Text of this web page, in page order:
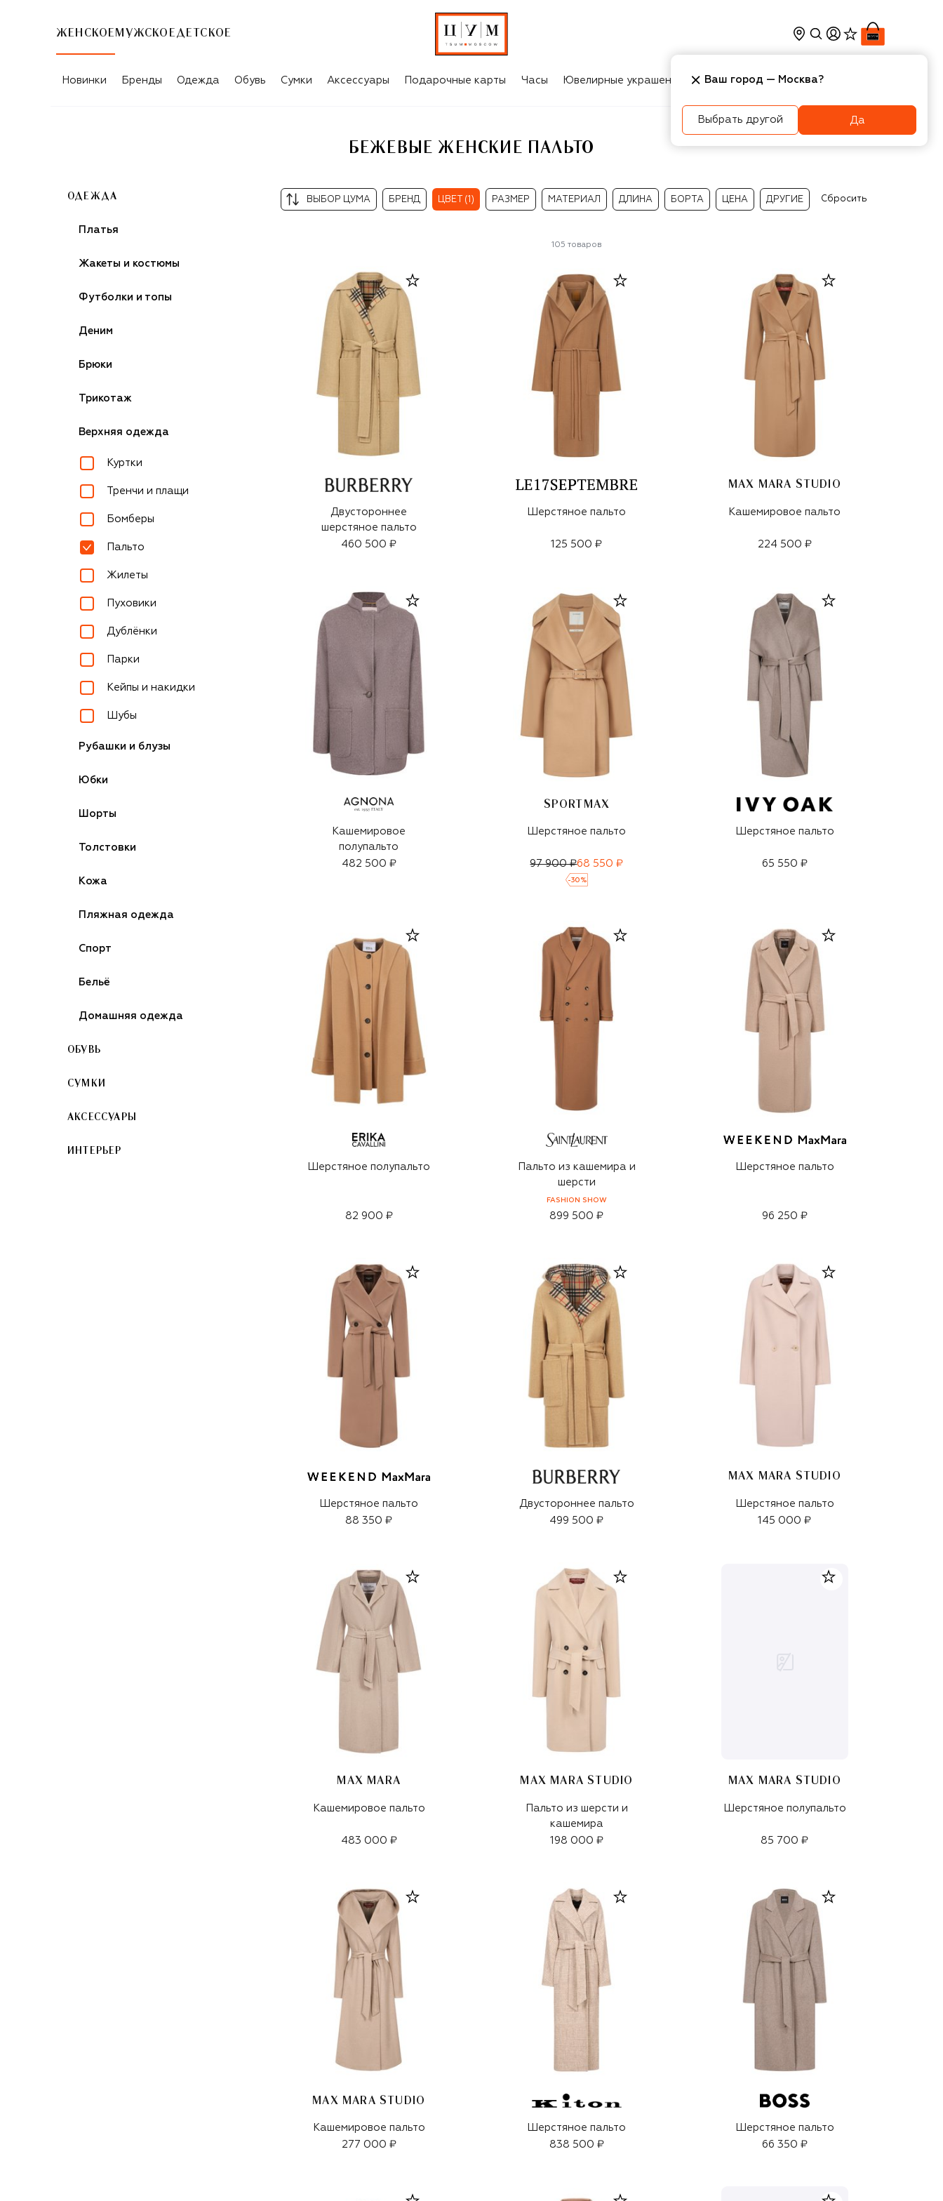
ЖЕНСКОЕ МУЖСКОЕ ДЕТСКОЕ
БЕЖЕВЫЕ ЖЕНСКИЕ ПАЛЬТО
Новинки Бренды Одежда Обувь Сумки Аксессуары Подарочные карты Часы Ювелирные украшения Косметика Интерьер
БЕЖЕВЫЕ ЖЕНСКИЕ ПАЛЬТО
ОДЕЖДА
Платья
Жакеты и костюмы
Футболки и топы
Деним
Брюки
Трикотаж
Верхняя одежда
Куртки
Тренчи и плащи
Бомберы
Пальто
Жилеты
Пуховики
Дублёнки
Парки
Кейпы и накидки
Шубы
Рубашки и блузы
Юбки
Шорты
Толстовки
Кожа
Пляжная одежда
Спорт
Бельё
Домашняя одежда
ОБУВЬ
СУМКИ
АКСЕССУАРЫ
ИНТЕРЬЕР
ВЫБОР ЦУМА БРЕНД ЦВЕТ (1) РАЗМЕР МАТЕРИАЛ ДЛИНА БОРТА ЦЕНА ДРУГИЕ Сбросить
105 товаров
Двустороннее
шерстяное пальто
460 500 ₽
Шерстяное пальто
125 500 ₽
MAX MARA STUDIO
Кашемировое пальто
224 500 ₽
Кашемировое
полупальто
482 500 ₽
SPORTMAX
Шерстяное пальто
97 900 ₽68 550 ₽
-30 %
Шерстяное пальто
65 550 ₽
Шерстяное полупальто
82 900 ₽
Пальто из кашемира и
шерсти
FASHION SHOW
899 500 ₽
Шерстяное пальто
96 250 ₽
Шерстяное пальто
88 350 ₽
Двустороннее пальто
499 500 ₽
MAX MARA STUDIO
Шерстяное пальто
145 000 ₽
MAX MARA
Кашемировое пальто
483 000 ₽
MAX MARA STUDIO
Пальто из шерсти и
кашемира
198 000 ₽
MAX MARA STUDIO
Шерстяное полупальто
85 700 ₽
MAX MARA STUDIO
Кашемировое пальто
277 000 ₽
Шерстяное пальто
838 500 ₽
Шерстяное пальто
66 350 ₽
Ваш город — Москва?
Выбрать другой Да